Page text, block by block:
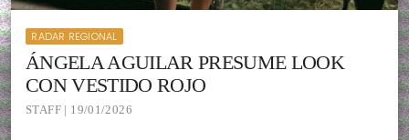
RADAR REGIONAL
ÁNGELA AGUILAR PRESUME LOOK
CON VESTIDO ROJO
STAFF | 19/01/2026